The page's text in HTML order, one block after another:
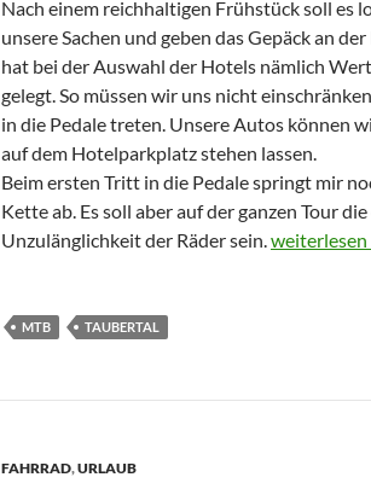
Nach einem reichhaltigen Frühstück soll es
unsere Sachen und geben das Gepäck an
hat bei der Auswahl der Hotels nämlich
gelegt. So müssen wir uns nicht
in die Pedale treten. Unsere Autos können
auf dem Hotelparkplatz stehen lassen.
Beim ersten Tritt in die Pedale springt mir
Kette ab. Es soll aber auf der ganzen Tour
Unzulänglichkeit der Räder sein.Rothenburg
weiterlesen
MTB TAUBERTAL
FAHRRAD,URLAUB